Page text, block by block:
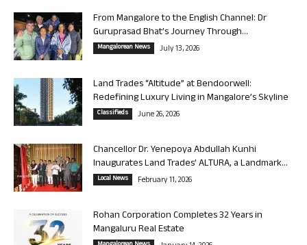
From Mangalore to the English Channel: Dr
Guruprasad Bhat’s Journey Through...
Mangalorean News July 13, 2026
Land Trades “Altitude” at Bendoorwell:
Redefining Luxury Living in Mangalore’s Skyline
Classifieds June 26, 2026
Chancellor Dr. Yenepoya Abdullah Kunhi
Inaugurates Land Trades’ ALTURA, a Landmark...
Local News February 11, 2026
Rohan Corporation Completes 32 Years in
Mangaluru Real Estate